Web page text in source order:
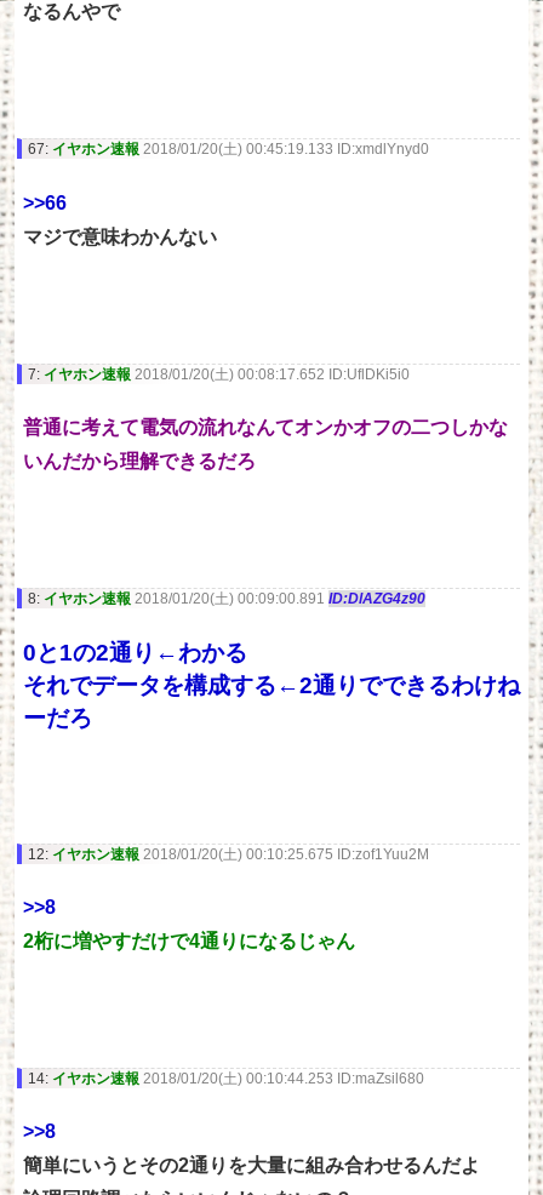
なるんやで
67: イヤホン速報 2018/01/20(土) 00:45:19.133 ID:xmdlYnyd0
>>66
マジで意味わかんない
7: イヤホン速報 2018/01/20(土) 00:08:17.652 ID:UflDKi5i0
普通に考えて電気の流れなんてオンかオフの二つしかな
いんだから理解できるだろ
8: イヤホン速報 2018/01/20(土) 00:09:00.891 ID:DlAZG4z90
0と1の2通り←わかる
それでデータを構成する←2通りでできるわけね
ーだろ
12: イヤホン速報 2018/01/20(土) 00:10:25.675 ID:zof1Yuu2M
>>8
2桁に増やすだけで4通りになるじゃん
14: イヤホン速報 2018/01/20(土) 00:10:44.253 ID:maZsil680
>>8
簡単にいうとその2通りを大量に組み合わせるんだよ